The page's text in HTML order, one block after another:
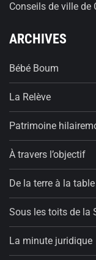
Conseils de ville de
ARCHIVES
Bébé Boum
La Relève
Patrimoine
À travers l’objectif
De la terre à la table
Sous les toits de la
La minute juridique